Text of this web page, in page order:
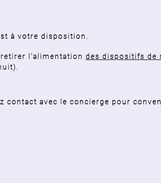
à votre disposition.
l'alimentation des dispositifs de
contact avec le concierge pour